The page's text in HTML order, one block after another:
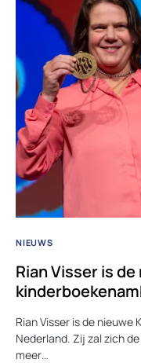
NIEUWS
Rian Visser is
Rian Visser is de nieuwe
Nederland. Zij zal zich
meer…